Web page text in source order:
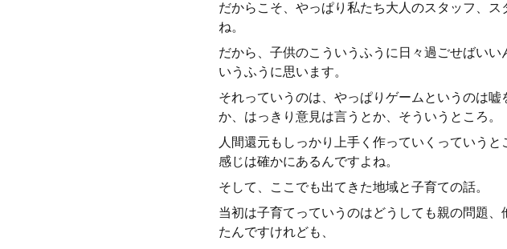
だからこそ、やっぱり私たち大人のスタッフ、
ね。
だから、子供のこういうふうに日々過ごせばい
いうふうに思います。
それっていうのは、やっぱりゲームというのは
か、はっきり意見は言うとか、そういうところ。
人間還元もしっかり上手く作っていくっていう
感じは確かにあるんですよね。
そして、ここでも出てきた地域と子育ての話。
当初は子育てっていうのはどうしても親の問題
たんですけれども、